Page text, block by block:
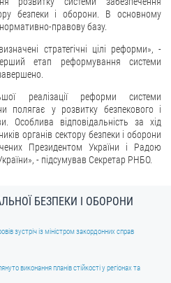
безпеки і оборони. В основному
правову базу.
стратегічні цілі реформи», -
етап реформування системи
реалізації реформи системи
полягає у розвитку безпекового і
Особлива відповідальність за хід
органів сектору безпеки і оборони
Президентом України і Радою
- підсумував Секретар РНБО.
БЕЗПЕКИ І ОБОРОНИ
зустріч із міністром закордонних справ
виконання планів стійкості у регіонах та